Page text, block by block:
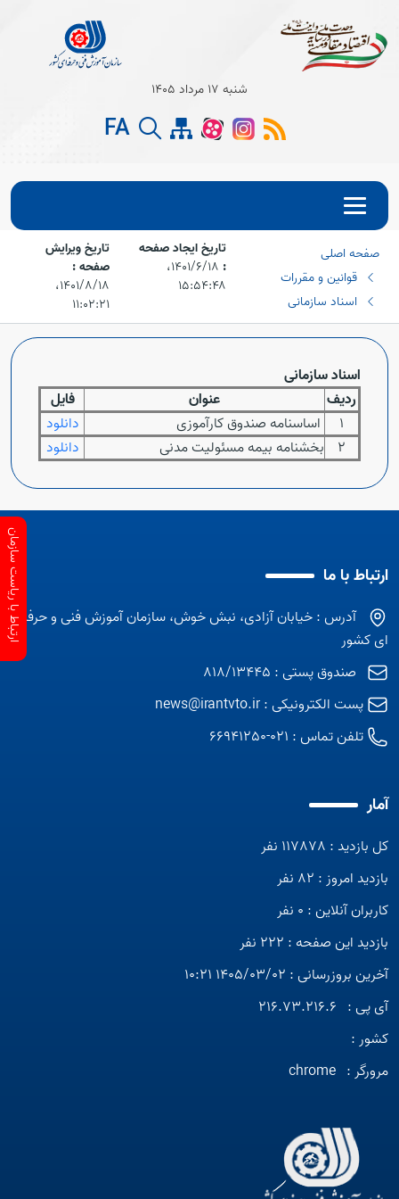
شنبه 17 مرداد 1405
FA
صفحه اصلی
قوانین و مقررات
اسناد سازمانی
تاریخ ایجاد صفحه
:
۱۴۰۱/۶/۱۸،‏
۱۵:۵۴:۴۸
تاریخ ویرایش
صفحه :
۱۴۰۱/۸/۱۸،‏
۱۱:۰۲:۲۱
اسناد سازمانی
ردیف
عنوان
فایل
1
اساسنامه صندوق کارآموزی
دانلود
2
بخشنامه بیمه مسئولیت مدنی دانلود
ارتباط با ما
آدرس : خیابان آزادی، نبش خوش، سازمان آموزش فنی و حرفه
ای کشور
صندوق پستی : 818/13445
پست الکترونیکی :news@irantvto.ir
تلفن تماس : 021-66941250
آمار
کل بازدید : 117878 نفر
بازدید امروز : 82 نفر
کاربران آنلاین : 0 نفر
بازدید این صفحه : 222 نفر
آخرین بروزرسانی : 1405/03/02 10:21
آی پی : 216.73.216.6
کشور :
مرورگر : chrome
ارتباط با ریاست سازمان